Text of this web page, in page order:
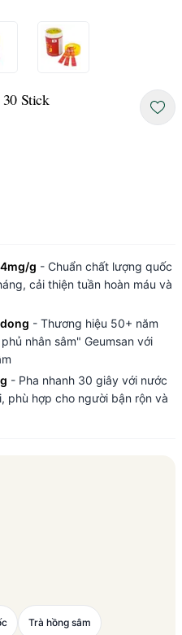
Stick
g - Chuẩn chất lượng quốc
cải thiện tuần hoàn máu và
- Thương hiệu 50+ năm
nhân sâm" Geumsan với
- Pha nhanh 30 giây với nước
phù hợp cho người bận rộn và
Trà hồng sâm